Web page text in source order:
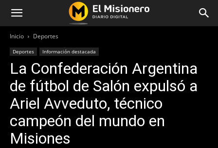
Inicio Deportes
Deportes Información destacada
La Confederación Argentina
de fútbol de Salón expulsó a
Ariel Avveduto, técnico
campeón del mundo en
Misiones